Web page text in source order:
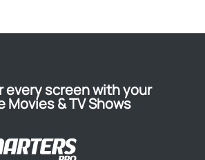
every screen with your
Movies & TV Shows